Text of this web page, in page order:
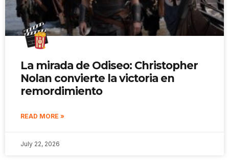
La mirada de Odiseo: Christopher
Nolan convierte la victoria en
remordimiento
READ MORE »
July 22, 2026